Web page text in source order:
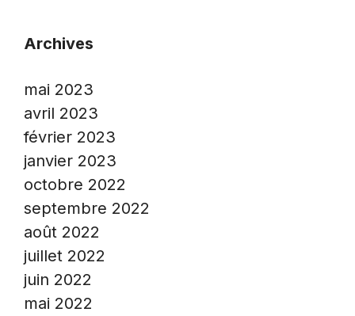
Archives
mai 2023
avril 2023
février 2023
janvier 2023
octobre 2022
septembre 2022
août 2022
juillet 2022
juin 2022
mai 2022